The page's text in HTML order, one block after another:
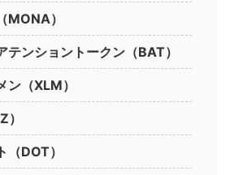
MONA）
テンショントークン（BAT）
ン（XLM）
（DOT）